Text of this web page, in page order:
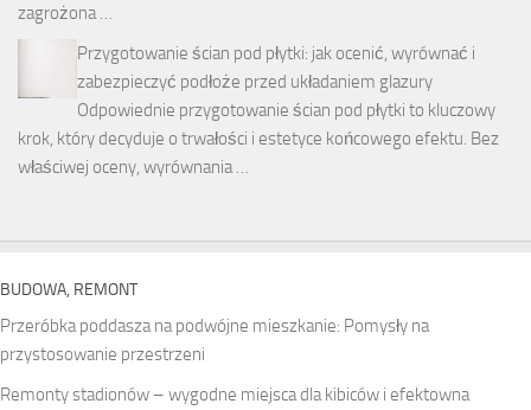
zagrożona …
Przygotowanie ścian pod płytki: jak ocenić, wyrównać i
zabezpieczyć podłoże przed układaniem glazury
Odpowiednie przygotowanie ścian pod płytki to kluczowy
krok, który decyduje o trwałości i estetyce końcowego efektu. Bez
właściwej oceny, wyrównania …
BUDOWA, REMONT
Przeróbka poddasza na podwójne mieszkanie: Pomysły na
przystosowanie przestrzeni
Remonty stadionów – wygodne miejsca dla kibiców i efektowna